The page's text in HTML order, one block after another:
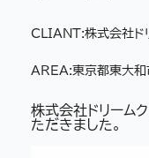
CLIANT:株式会社ド
AREA:東京都東大和
株式会社ドリーム
ただきました。